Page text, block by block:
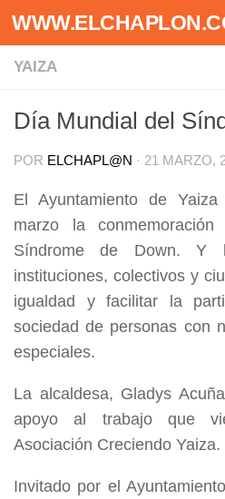
Saltar al contenido
YAIZA
Día Mundial del
POR ELCHAPL@N · 21 MARZO,
El Ayuntamiento de
marzo la
Síndrome de Down. Y
instituciones, colectivos y
igualdad y facilitar la
sociedad de personas con
especiales.
La alcaldesa, Gladys
apoyo al trabajo que
Asociación Creciendo Yaiza.
Invitado por el